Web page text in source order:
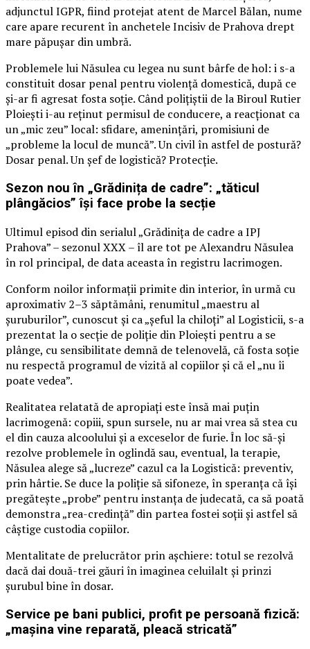
adjunctul IGPR, fiind protejat atent de Marcel Bălan, nume
care apare recurent în anchetele Incisiv de Prahova drept
mare păpușar din umbră.
Problemele lui Năsulea cu legea nu sunt bârfe de hol: i s-a
constituit dosar penal pentru violență domestică, după ce
și-ar fi agresat fosta soție. Când polițiștii de la Biroul Rutier
Ploiești i-au reținut permisul de conducere, a reacționat ca
un „mic zeu” local: sfidare, amenințări, promisiuni de
„probleme la locul de muncă”. Un civil în astfel de postură?
Dosar penal. Un șef de logistică? Protecție.
Sezon nou în „Grădinița de cadre”: „tăticul
plângăcios” își face probe la secție
Ultimul episod din serialul „Grădinița de cadre a IPJ
Prahova” – sezonul XXX – îl are tot pe Alexandru Năsulea
în rol principal, de data aceasta în registru lacrimogen.
Conform noilor informații primite din interior, în urmă cu
aproximativ 2–3 săptămâni, renumitul „maestru al
șuruburilor”, cunoscut și ca „șeful la chiloți” al Logisticii, s-a
prezentat la o secție de poliție din Ploiești pentru a se
plânge, cu sensibilitate demnă de telenovelă, că fosta soție
nu respectă programul de vizită al copiilor și că el „nu îi
poate vedea”.
Realitatea relatată de apropiați este însă mai puțin
lacrimogenă: copiii, spun sursele, nu ar mai vrea să stea cu
el din cauza alcoolului și a exceselor de furie. În loc să-și
rezolve problemele în oglindă sau, eventual, la terapie,
Năsulea alege să „lucreze” cazul ca la Logistică: preventiv,
prin hârtie. Se duce la poliție să sifoneze, în speranța că își
pregătește „probe” pentru instanța de judecată, ca să poată
demonstra „rea-credință” din partea fostei soții și astfel să
câștige custodia copiilor.
Mentalitate de prelucrător prin așchiere: totul se rezolvă
dacă dai două-trei găuri în imaginea celuilalt și prinzi
șurubul bine în dosar.
Service pe bani publici, profit pe persoană fizică:
„mașina vine reparată, pleacă stricată”